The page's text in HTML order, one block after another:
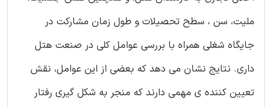
ملیت، سن ، سطح تحصیلات و طول زمان مشارکت در
جایگاه شغلی همراه با بررسی عوامل کلی در صنعت هتل
داری. نتایج نشان می دهد که بعضی از این عوامل، نقش
تعیین کننده ی مهمی دارند که منجر به شکل گیری رفتار